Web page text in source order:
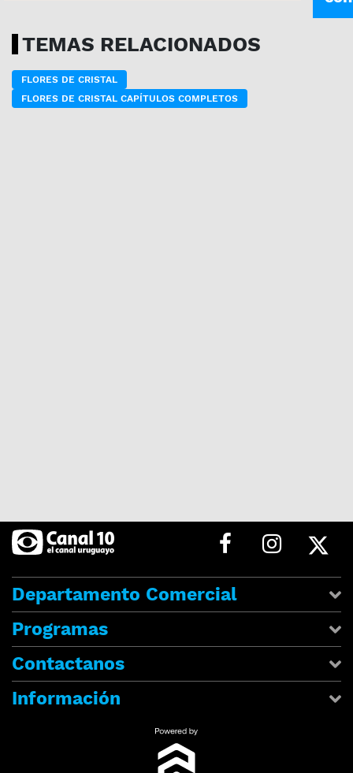
TEMAS RELACIONADOS
FLORES DE CRISTAL
FLORES DE CRISTAL CAPÍTULOS COMPLETOS
Departamento Comercial
Programas
Contactanos
Información